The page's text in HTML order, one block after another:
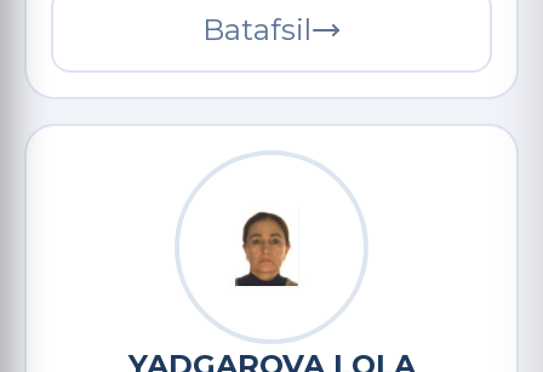
Batafsil